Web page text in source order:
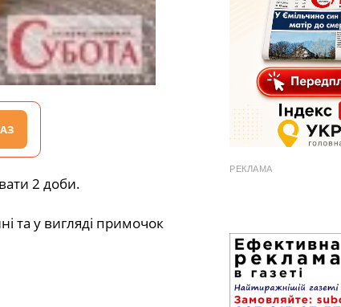
2 доби.
та у вигляді примочок
РЕКЛАМА